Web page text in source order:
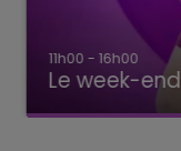
11h00 - 16h00
Le week-